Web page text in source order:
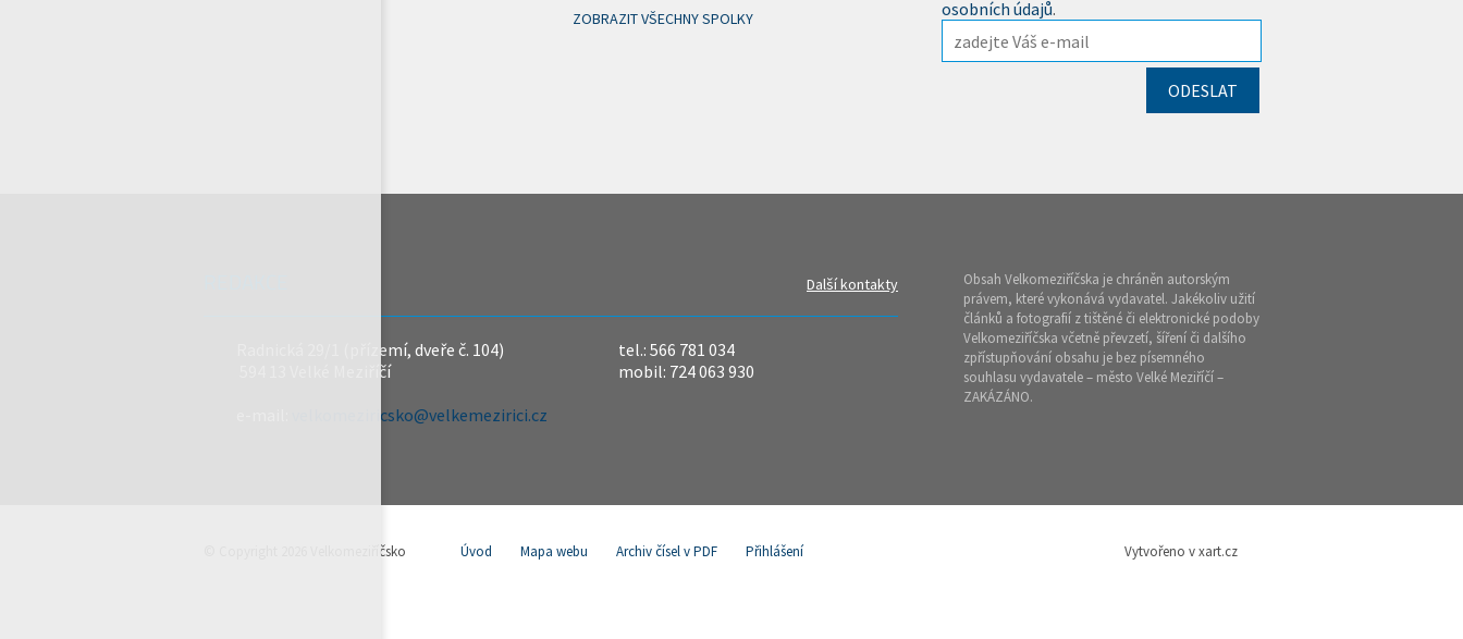
ZOBRAZIT VŠECHNY SPOLKY
osobních údajů.
Další kontakty
Radnická 29/1 (přízemí, dveře č. 104)
594 13 Velké Meziříčí
velkomeziricsko@velkemezirici.cz
tel.: 566 781 034
mobil: 724 063 930
Obsah Velkomeziříčska je chráněn autorským
právem, které vykonává vydavatel. Jakékoliv užití
článků a fotografií z tištěné či elektronické podoby
Velkomeziříčska včetně převzetí, šíření či dalšího
zpřístupňování obsahu je bez písemného
souhlasu vydavatele – město Velké Meziříčí –
ZAKÁZÁNO.
© Copyright 2026 Velkomeziříčsko Úvod Mapa webu Archiv čísel v PDF Přihlášení Vytvořeno v xart.cz